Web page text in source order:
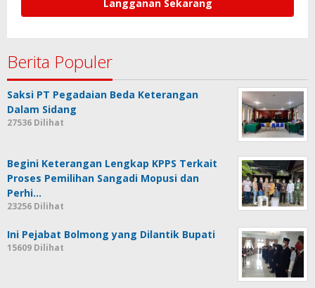
Berita Populer
Saksi PT Pegadaian Beda Keterangan
Dalam Sidang
27536 Dilihat
Begini Keterangan Lengkap KPPS Terkait
Proses Pemilihan Sangadi Mopusi dan
Perhi…
23256 Dilihat
Ini Pejabat Bolmong yang Dilantik Bupati
15609 Dilihat